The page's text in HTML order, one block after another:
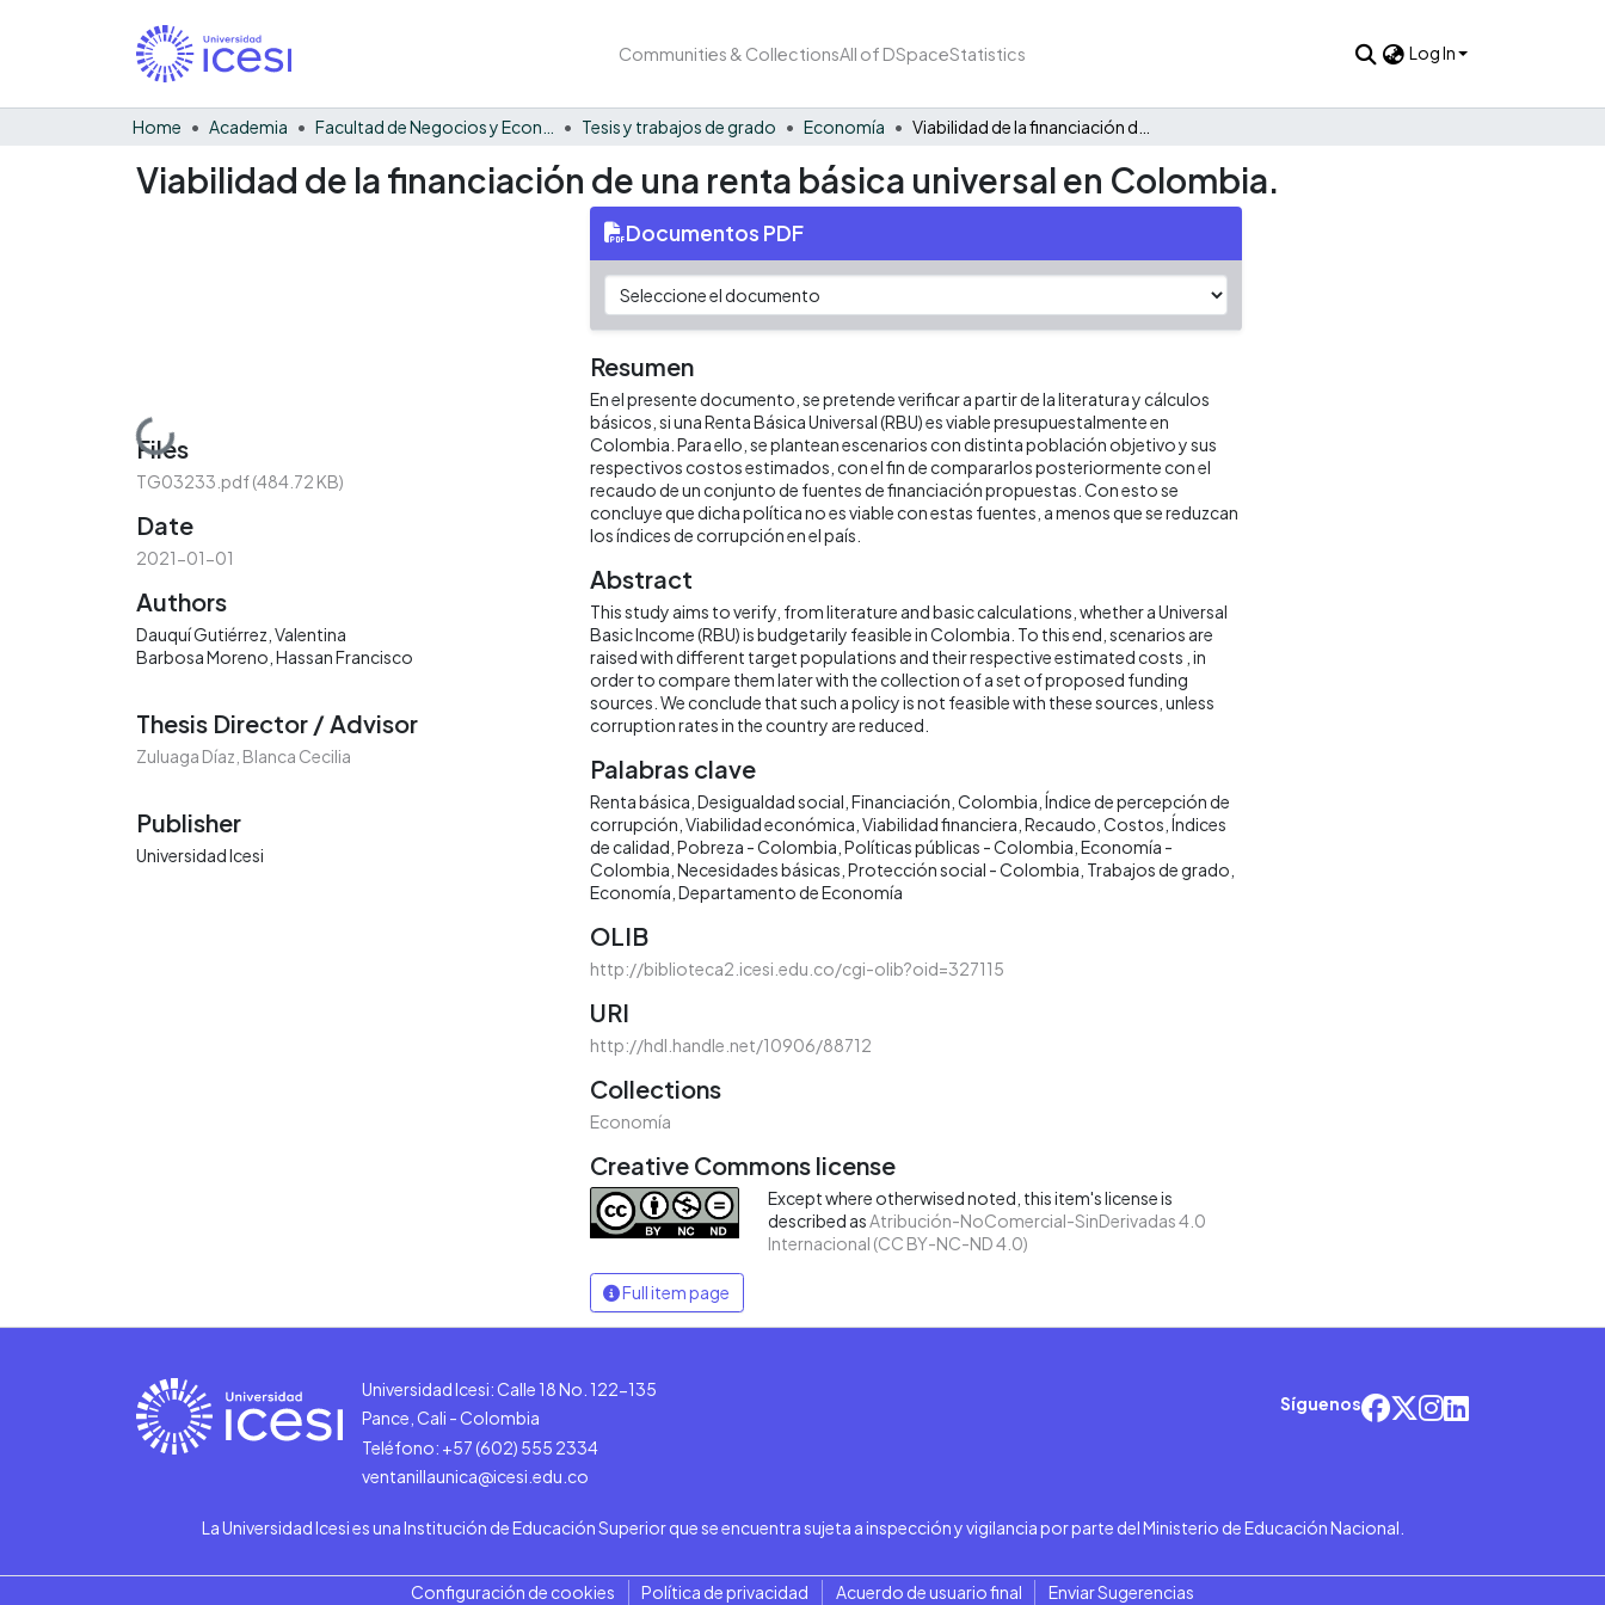
Communities & CollectionsAll of DSpaceStatistics Log In
Home Academia Tesis y trabajos de grado Economía
Viabilidad de la financiación de una renta básica universal en Colombia.
Loading...
Files
TG03233.pdf(484.72 KB)
Date
2021-01-01
Authors
Dauquí Gutiérrez, Valentina
Barbosa Moreno, Hassan Francisco
Thesis Director / Advisor
Zuluaga Díaz, Blanca Cecilia
Publisher
Universidad Icesi
Documentos PDF
Resumen
En el presente documento, se pretende verificar a partir de la literatura y cálculos
básicos, si una Renta Básica Universal (RBU) es viable presupuestalmente en
Colombia. Para ello, se plantean escenarios con distinta población objetivo y sus
respectivos costos estimados, con el fin de compararlos posteriormente con el
recaudo de un conjunto de fuentes de financiación propuestas. Con esto se
concluye que dicha política no es viable con estas fuentes, a menos que se reduzcan
los índices de corrupción en el país.
Abstract
This study aims to verify, from literature and basic calculations, whether a Universal
Basic Income (RBU) is budgetarily feasible in Colombia. To this end, scenarios are
raised with different target populations and their respective estimated costs , in
order to compare them later with the collection of a set of proposed funding
sources. We conclude that such a policy is not feasible with these sources, unless
corruption rates in the country are reduced.
Palabras clave
Renta básica Desigualdad social Financiación Colombia Índice de percepción de
corrupción Viabilidad económica Viabilidad financiera Recaudo Costos Índices
de calidad Pobreza - Colombia Políticas públicas - Colombia Economía -
Colombia Necesidades básicas Protección social - Colombia Trabajos de grado
Economía Departamento de Economía
OLIB
http://biblioteca2.icesi.edu.co/cgi-olib?oid=327115
URI
http://hdl.handle.net/10906/88712
Collections
Economía
Creative Commons license
Except where otherwised noted, this item's license is
described as Atribución-NoComercial-SinDerivadas 4.0
Internacional (CC BY-NC-ND 4.0)
Full item page
Universidad Icesi: Calle 18 No. 122-135
Pance, Cali - Colombia
Teléfono: +57 (602) 555 2334
ventanillaunica@icesi.edu.co
Síguenos
La Universidad Icesi es una Institución de Educación Superior que se encuentra sujeta a inspección y vigilancia por parte del Ministerio de Educación Nacional.
Configuración de cookies Política de privacidad Acuerdo de usuario final Enviar Sugerencias